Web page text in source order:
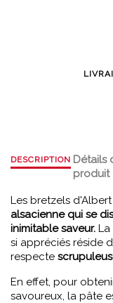
DESCRIPTION Détails
produit
Les bretzels
alsacienne qui se
inimitable saveur.
si appréciés réside
respecte
En effet, pour
savoureux, la pâte